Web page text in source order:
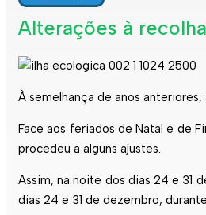
Alterações à
À semelhança de anos
Face aos feriados de Natal e de
procedeu a alguns ajustes.
Assim, na noite dos dias 24 e 31
dias 24 e 31 de dezembro,